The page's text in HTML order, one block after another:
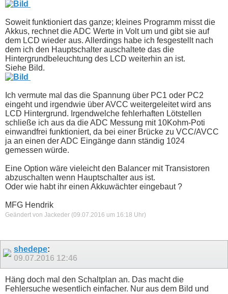
Soweit funktioniert das ganze; kleines Programm misst die
Akkus, rechnet die ADC Werte in Volt um und gibt sie auf
dem LCD wieder aus. Allerdings habe ich fesgestellt nach
dem ich den Hauptschalter auschaltete das die
Hintergrundbeleuchtung des LCD weiterhin an ist.
Siehe Bild.
Ich vermute mal das die Spannung über PC1 oder PC2
eingeht und irgendwie über AVCC weitergeleitet wird ans
LCD Hintergrund. Irgendwelche fehlerhaften Lötstellen
schließe ich aus da die ADC Messung mit 10Kohm-Poti
einwandfrei funktioniert, da bei einer Brücke zu VCC/AVCC
ja an einen der ADC Eingänge dann ständig 1024
gemessen würde.
Eine Option wäre vieleicht den Balancer mit Transistoren
abzuschalten wenn Hauptschalter aus ist.
Oder wie habt ihr einen Akkuwächter eingebaut ?
MFG Hendrik
Geändert von Jackeder (09.07.2016 um 16:18 Uhr)
shedepe:
09.07.2016 12:46
Häng doch mal den Schaltplan an. Das macht die
Fehlersuche wesentlich einfacher. Nur aus dem Bild und